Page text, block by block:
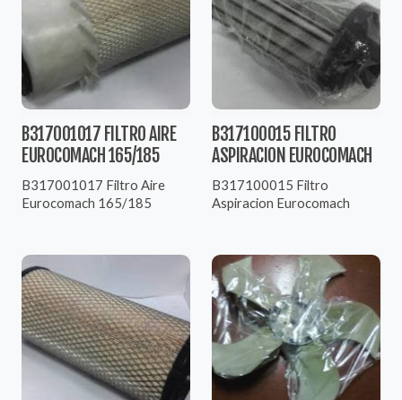
B317001017 FILTRO AIRE
EUROCOMACH 165/185
B317001017 Filtro Aire
Eurocomach 165/185
B317100015 FILTRO
ASPIRACION EUROCOMACH
B317100015 Filtro
Aspiracion Eurocomach